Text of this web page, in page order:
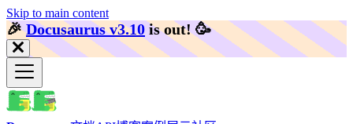
Skip to main content
🎉️Docusaurus v3.10 is out! 🥳️